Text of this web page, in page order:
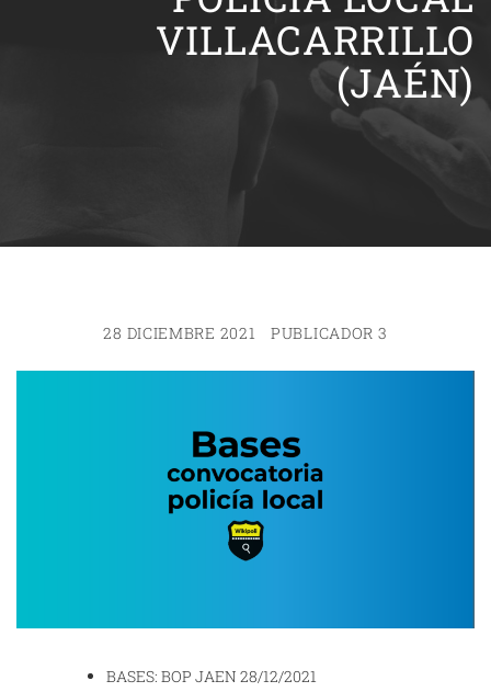
VILLACARRILLO
(JAÉN)
28 DICIEMBRE 2021 PUBLICADOR 3
BASES: BOP JAEN 28/12/2021